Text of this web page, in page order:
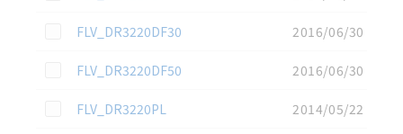
この資料を選択
FLV_DR3220DF30
2016/06/30
この資料を選択
FLV_DR3220DF50
2016/06/30
この資料を選択
FLV_DR3220PL
2014/05/22